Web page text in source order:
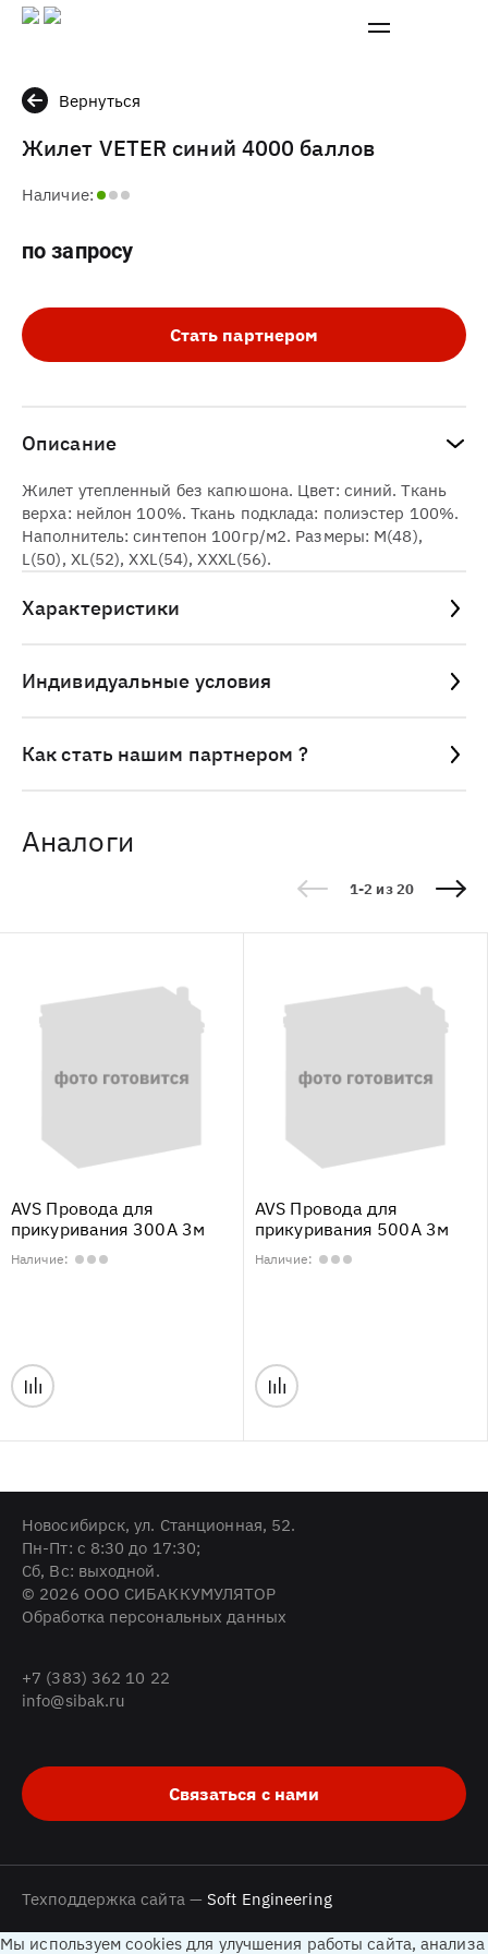
Вернуться
Жилет VETER синий 4000 баллов
Наличие:
по запросу
Стать партнером
Описание
Жилет утепленный без капюшона. Цвет: синий. Ткань
верха: нейлон 100%. Ткань подклада: полиэстер 100%.
Наполнитель: синтепон 100гр/м2. Размеры: M(48),
L(50), XL(52), XXL(54), XXXL(56).
Характеристики
Индивидуальные условия
Как стать нашим партнером ?
Аналоги
1-2 из 20
AVS Провода для
прикуривания 300А 3м
Наличие:
AVS Провода для
прикуривания 500А 3м
Наличие:
Новосибирск, ул. Станционная, 52.
Пн-Пт: с 8:30 до 17:30;
Cб, Вс: выходной.
© 2026 ООО СИБАККУМУЛЯТОР
Обработка персональных данных
+7 (383) 362 10 22
info@sibak.ru
Связаться с нами
Техподдержка сайта —Soft Engineering
Мы используем cookies для улучшения работы сайта, анализа